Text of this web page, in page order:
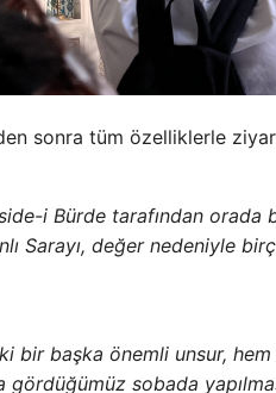
sonra tüm özelliklerle
i Bürde tarafından
Sarayı, değer nedeniyle
bir başka önemli unsur,
gördüğümüz sobada